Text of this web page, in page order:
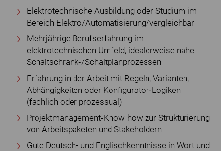
Elektrotechnische Ausbildung oder Studium im
Bereich Elektro/Automatisierung/vergleichbar
Mehrjährige Berufserfahrung im
elektrotechnischen Umfeld, idealerweise nahe
Schaltschrank‐/Schaltplanprozessen
Erfahrung in der Arbeit mit Regeln, Varianten,
Abhängigkeiten oder Konfigurator‐Logiken
(fachlich oder prozessual)
Projektmanagement‐Know-how zur Strukturierung
von Arbeitspaketen und Stakeholdern
Gute Deutsch- und Englischkenntnisse in Wort und